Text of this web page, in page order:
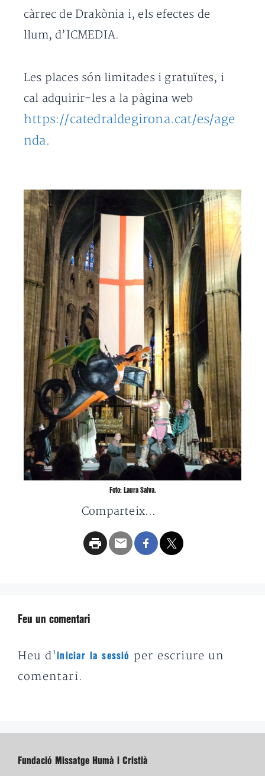
càrrec de Drakònia i, els efectes de
llum, d’ICMEDIA.
Les places són limitades i gratuïtes, i
cal adquirir-les a la pàgina web
https://catedraldegirona.cat/es/age
nda.
Foto: Laura Salva.
Comparteix...
Feu un comentari
Heu d'iniciar la sessió
per escriure un
comentari.
Fundació Missatge Humà i Cristià